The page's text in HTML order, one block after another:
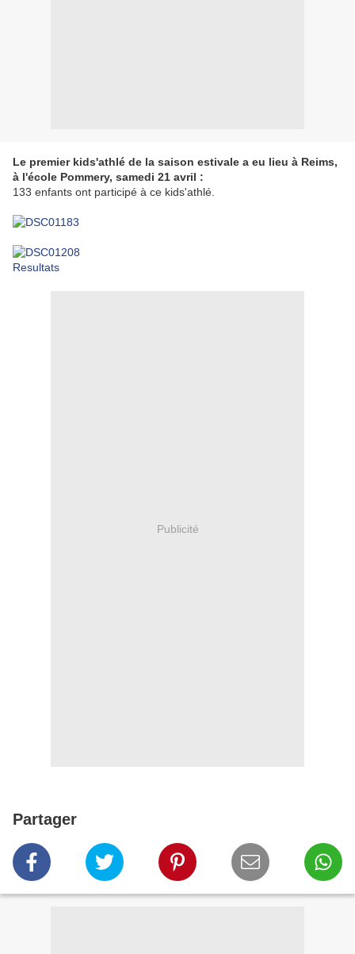
Le premier kids'athlé de la saison estivale a eu lieu à Reims,
à l'école Pommery, samedi 21 avril :
133 enfants ont participé à ce kids'athlé.
Resultats
Publicité
Partager